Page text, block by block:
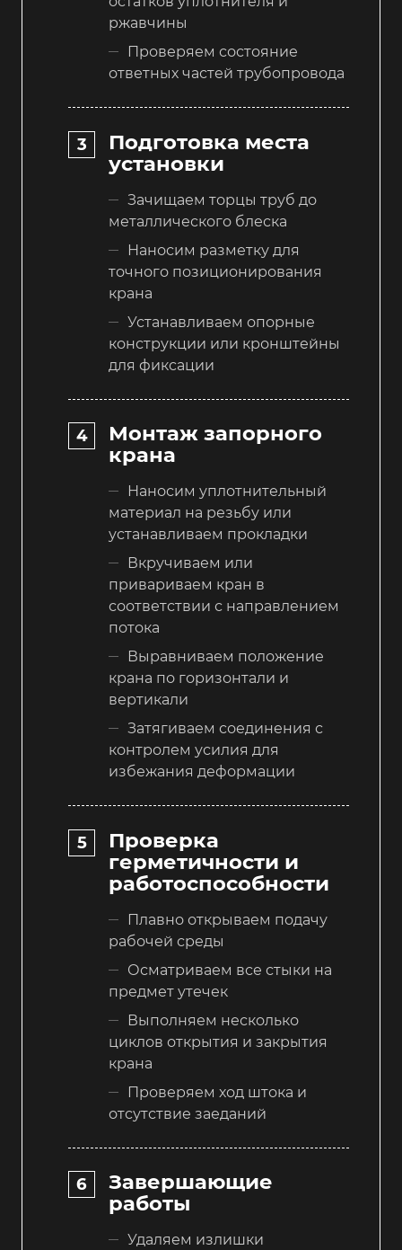
ржавчины
Проверяем состояние
ответных частей трубопровода
Подготовка места
установки
Зачищаем торцы труб до
металлического блеска
Наносим разметку для
точного позиционирования
крана
Устанавливаем опорные
конструкции или кронштейны
для фиксации
Монтаж запорного
крана
Наносим уплотнительный
материал на резьбу или
устанавливаем прокладки
Вкручиваем или
привариваем кран в
соответствии с направлением
потока
Выравниваем положение
крана по горизонтали и
вертикали
Затягиваем соединения с
контролем усилия для
избежания деформации
Проверка
герметичности и
работоспособности
Плавно открываем подачу
рабочей среды
Осматриваем все стыки на
предмет утечек
Выполняем несколько
циклов открытия и закрытия
крана
Проверяем ход штока и
отсутствие заеданий
Завершающие
работы
Удаляем излишки